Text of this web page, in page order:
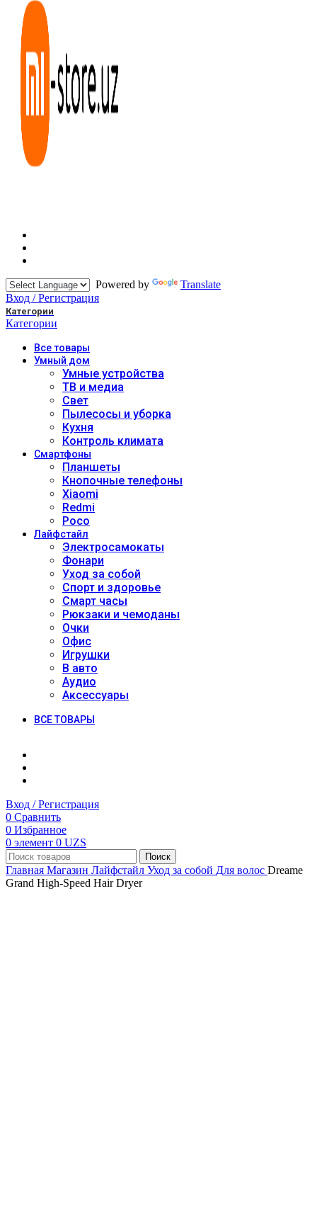
Powered by
Translate
Вход / Регистрация
Категории
Категории
Всетовары
Умный дом
Умные устройства
ТВ и медиа
Свет
Пылесосы и уборка
Кухня
Контроль климата
Смартфоны
Планшеты
Кнопочные телефоны
Xiaomi
Redmi
Poco
Лайфстайл
Электросамокаты
Фонари
Уход за собой
Спорт и здоровье
Смарт часы
Рюкзаки и чемоданы
Очки
Офис
Игрушки
В авто
Аудио
Аксессуары
ВСЕ ТОВАРЫ
Вход / Регистрация
0 Сравнить
0 Избранное
0 элемент 0 UZS
Поиск
Главная Магазин Лайфстайл Уход за собой Для волос Dreame
Grand High-Speed Hair Dryer